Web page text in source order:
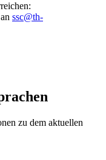
ssc@th-
zu dem aktuellen